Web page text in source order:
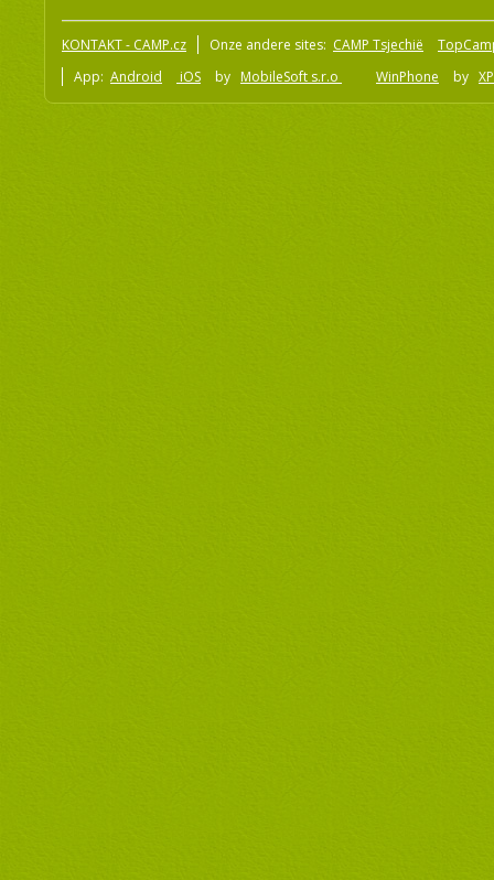
KONTAKT - CAMP.cz Onze andere sites: CAMP Tsjechië
App: Android iOS by MobileSoft s.r.o WinPhone by